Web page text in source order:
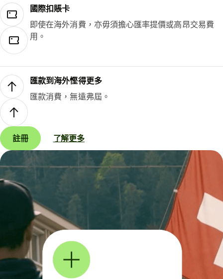
國際扣賬卡
即使在海外消費，亦毋須擔心匯率提價或高昂交易費
用。
匯款到海外慳得更多
匯款消費，無遠弗屆。
註冊 了解更多